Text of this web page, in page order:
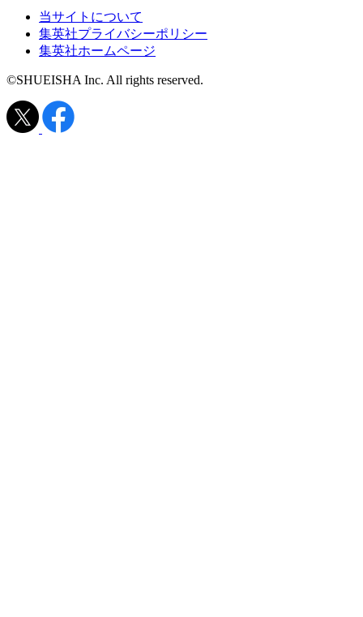
当サイトについて
集英社プライバシーポリシー
集英社ホームページ
©SHUEISHA Inc. All rights reserved.